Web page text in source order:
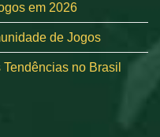
em 2026
de Jogos
no Brasil